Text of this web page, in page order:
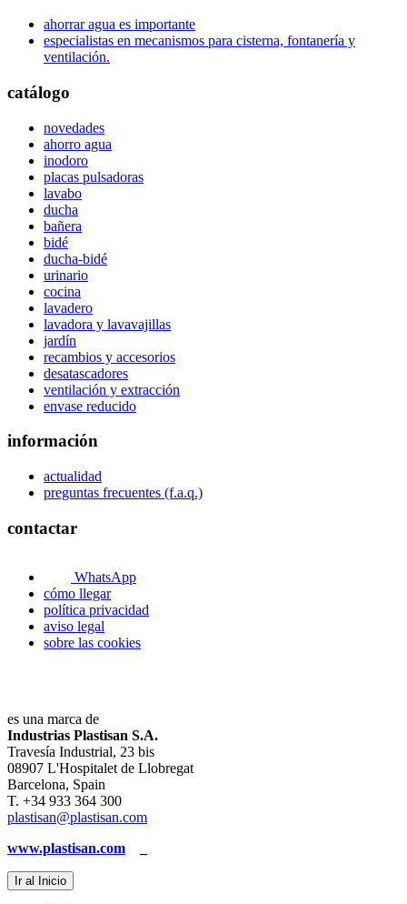
ahorrar agua es importante
especialistas en mecanismos para cisterna, fontanería y
ventilación.
catálogo
novedades
ahorro agua
inodoro
placas pulsadoras
lavabo
ducha
bañera
bidé
ducha-bidé
urinario
cocina
lavadero
lavadora y lavavajillas
jardín
recambios y accesorios
desatascadores
ventilación y extracción
envase reducido
información
actualidad
preguntas frecuentes (f.a.q.)
contactar
WhatsApp
cómo llegar
política privacidad
aviso legal
sobre las cookies
es una marca de
Industrias Plastisan S.A.
Travesía Industrial, 23 bis
08907 L'Hospitalet de Llobregat
Barcelona, Spain
T. +34 933 364 300
plastisan@plastisan.com
www.plastisan.com
Ir al Inicio